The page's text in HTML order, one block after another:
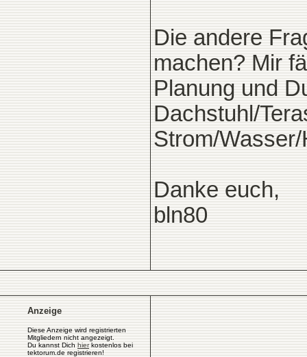
Die andere
machen? Mir
Planung und
Dachstuhl/
Strom/
Danke euch,
bln80
Anzeige
Diese Anzeige wird registrierten
Mitgliedern nicht angezeigt.
Du kannst Dich hierkostenlos bei
tektorum.de registrieren!